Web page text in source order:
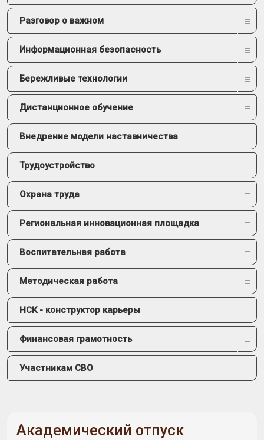
Разговор о важном
Информационная безопасность
Бережливые технологии
Дистанционное обучение
Внедрение модели наставничества
Трудоустройство
Охрана труда
Региональная инновационная площадка
Воспитательная работа
Методическая работа
НСК - конструктор карьеры
Финансовая грамотность
Участникам СВО
Академический отпуск